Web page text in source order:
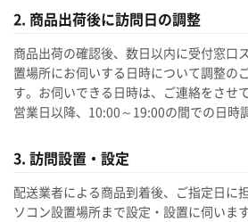
2. 商品出荷後に訪問日の調整
商品出荷の確認後、数日以内に受付窓口
置場所にお伺いする日時について調整の
す。お伺いできる日時は、ご連絡をさせ
営業日以降、10:00～19:00の間での日時
3. 訪問設置・設定
配送業者による商品到着後、ご指定日に
ソコン設置場所まで設定・設置に伺います